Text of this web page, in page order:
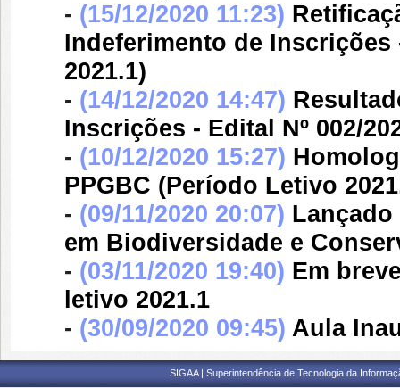
- (15/12/2020 11:23)
Indeferimento de Inscrições
2021.1)
- (14/12/2020 14:47)
Inscrições - Edital Nº 002/
- (10/12/2020 15:27)
PPGBC (Período Letivo
- (09/11/2020 20:07) Lançado
em Biodiversidade e
- (03/11/2020 19:40) Em
letivo 2021.1
- (30/09/2020 09:45) Aula
SIGAA | Superintendência de Tecnologia da